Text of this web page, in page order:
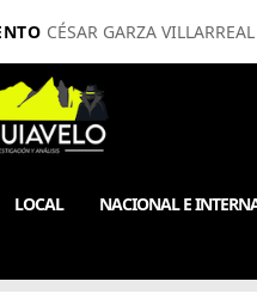
CÉSAR GARZA
LOCAL NACIONAL E